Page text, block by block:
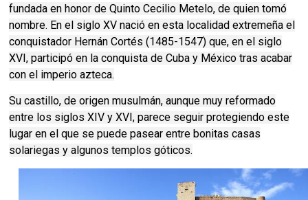
fundada en honor de Quinto Cecilio Metelo, de quien tomó
nombre. En el siglo XV nació en esta localidad extremeña el
conquistador Hernán Cortés (1485-1547) que, en el siglo
XVI, participó en la conquista de Cuba y México tras acabar
con el imperio azteca.
Su castillo, de origen musulmán, aunque muy reformado
entre los siglos XIV y XVI, parece seguir protegiendo este
lugar en el que se puede pasear entre bonitas casas
solariegas y algunos templos góticos.